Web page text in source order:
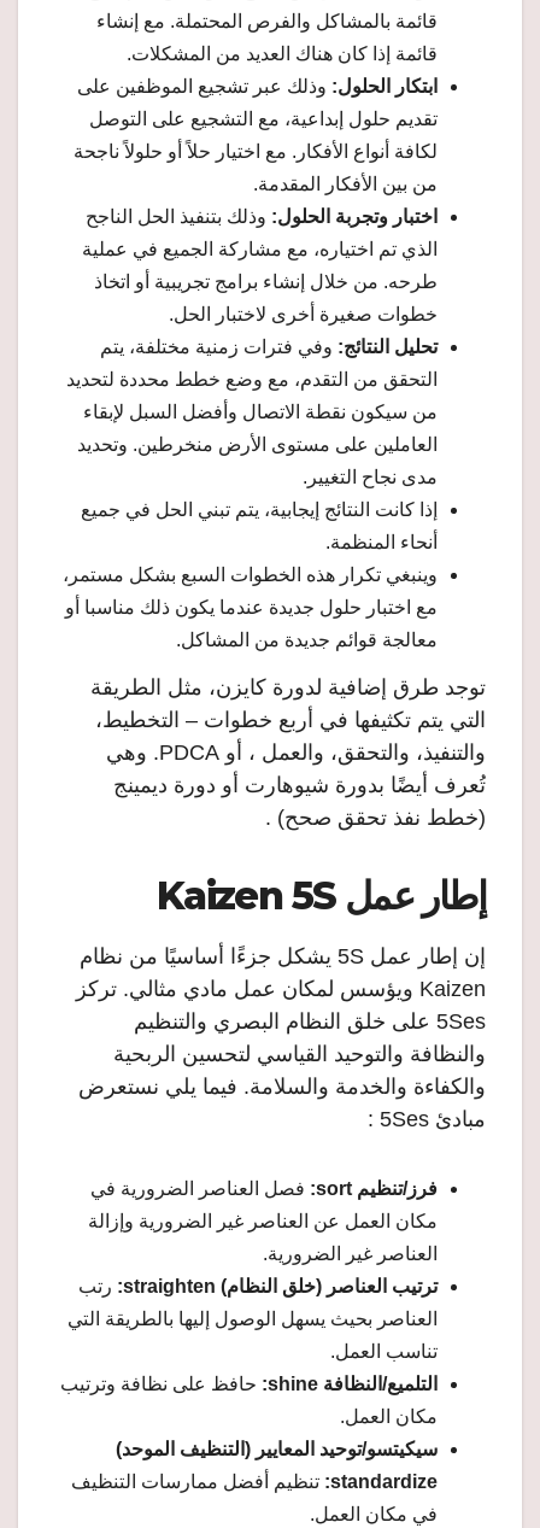
قائمة بالمشاكل والفرص المحتملة. مع إنشاء
قائمة إذا كان هناك العديد من المشكلات.
ابتكار الحلول: وذلك عبر تشجيع الموظفين على
تقديم حلول إبداعية، مع التشجيع على التوصل
لكافة أنواع الأفكار. مع اختيار حلاً أو حلولاً ناجحة
من بين الأفكار المقدمة.
اختبار وتجربة الحلول: وذلك بتنفيذ الحل الناجح
الذي تم اختياره، مع مشاركة الجميع في عملية
طرحه. من خلال إنشاء برامج تجريبية أو اتخاذ
خطوات صغيرة أخرى لاختبار الحل.
تحليل النتائج: وفي فترات زمنية مختلفة، يتم
التحقق من التقدم، مع وضع خطط محددة لتحديد
من سيكون نقطة الاتصال وأفضل السبل لإبقاء
العاملين على مستوى الأرض منخرطين. وتحديد
مدى نجاح التغيير.
إذا كانت النتائج إيجابية، يتم تبني الحل في جميع
أنحاء المنظمة.
وينبغي تكرار هذه الخطوات السبع بشكل مستمر،
مع اختبار حلول جديدة عندما يكون ذلك مناسبا أو
معالجة قوائم جديدة من المشاكل.
توجد طرق إضافية لدورة كايزن، مثل الطريقة
التي يتم تكثيفها في أربع خطوات – التخطيط،
والتنفيذ، والتحقق، والعمل ، أو PDCA. وهي
تُعرف أيضًا بدورة شيوهارت أو دورة ديمينج
(خطط نفذ تحقق صحح) .
إطار عمل Kaizen 5S
إن إطار عمل 5S يشكل جزءًا أساسيًا من نظام
Kaizen ويؤسس لمكان عمل مادي مثالي. تركز
5Ses على خلق النظام البصري والتنظيم
والنظافة والتوحيد القياسي لتحسين الربحية
والكفاءة والخدمة والسلامة. فيما يلي نستعرض
مبادئ 5Ses :
فرز/تنظيم sort:
فصل العناصر الضرورية في
مكان العمل عن العناصر غير الضرورية وإزالة
العناصر غير الضرورية.
ترتيب العناصر (خلق النظام) straighten:
رتب
العناصر بحيث يسهل الوصول إليها بالطريقة التي
تناسب العمل.
التلميع/النظافة shine:
حافظ على نظافة وترتيب
مكان العمل.
سيكيتسو/توحيد المعايير (التنظيف الموحد)
standardize: تنظيم أفضل ممارسات التنظيف
في مكان العمل.